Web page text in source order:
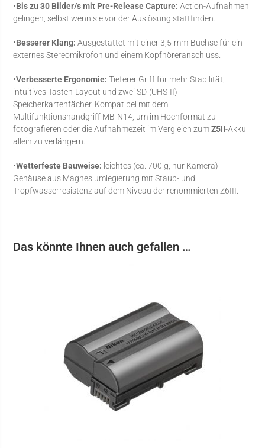
•Bis zu 30 Bilder/s mit Pre-Release Capture: Action-Aufnahmen
gelingen, selbst wenn sie vor der Auslösung stattfinden.
•Besserer Klang:Ausgestattet mit einer 3,5-mm-Buchse für ein
externes Stereomikrofon und einem Kopfhöreranschluss.
•Verbesserte Ergonomie:Tieferer Griff für mehr Stabilität,
intuitives Tasten-Layout und zwei SD-(UHS-II)-
Speicherkartenfächer. Kompatibel mit dem
Multifunktionshandgriff MB-N14, um im Hochformat zu
fotografieren oder die Aufnahmezeit im Vergleich zumZ5II-Akku
allein zu verlängern.
•Wetterfeste Bauweise: leichtes (ca. 700 g, nur Kamera)
Gehäuse aus Magnesiumlegierung mit Staub- und
Tropfwasserresistenz auf dem Niveau der renommierten Z6III.
Das könnte Ihnen auch gefallen …